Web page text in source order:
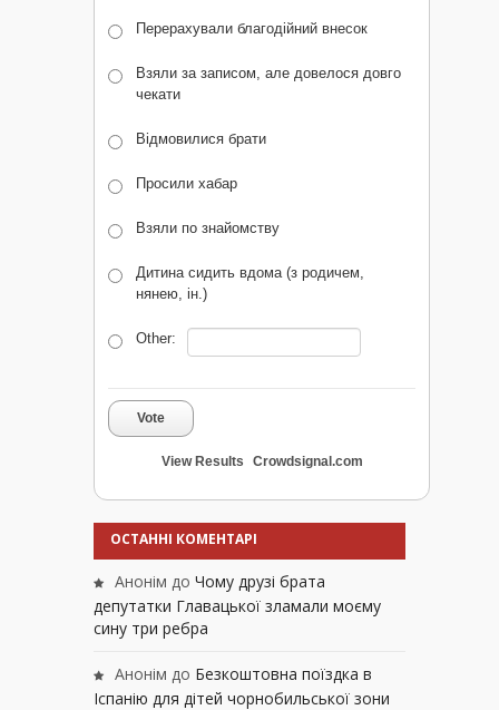
Перерахували благодійний внесок
Взяли за записом, але довелося довго
чекати
Відмовилися брати
Просили хабар
Взяли по знайомству
Дитина сидить вдома (з родичем,
нянею, ін.)
Other:
Vote
View Results Crowdsignal.com
ОСТАННІ КОМЕНТАРІ
Анонім до Чому друзі брата
депутатки Главацької зламали моєму
сину три ребра
Анонім до Безкоштовна поїздка в
Іспанію для дітей чорнобильської зони